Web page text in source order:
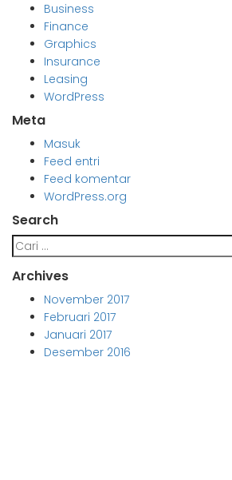
Business
Finance
Graphics
Insurance
Leasing
WordPress
Meta
Masuk
Feed entri
Feed komentar
WordPress.org
Search
Cari
untuk:
Archives
November 2017
Februari 2017
Januari 2017
Desember 2016